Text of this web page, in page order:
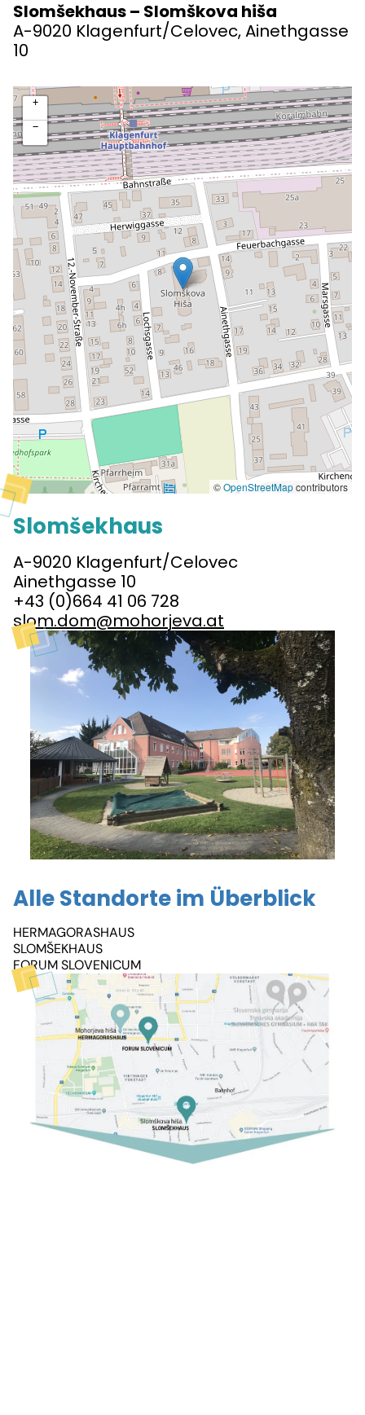
GEMEINSAM - SKUPNO
KONTAKT
office@mohorjeva.at
Slomšekhaus – Slomškova hiša
A-9020 Klagenfurt/Celovec, Ainethgasse
10
+
−
©OpenStreetMapcontributors
Slomšekhaus
A-9020 Klagenfurt/Celovec
Ainethgasse 10
+43 (0)664 41 06 728
slom.dom@mohorjeva.at
Alle Standorte im Überblick
HERMAGORASHAUS
SLOMŠEKHAUS
FORUM SLOVENICUM